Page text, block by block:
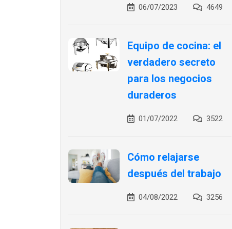
06/07/2023 4649
Equipo de cocina: el
verdadero secreto
para los negocios
duraderos
01/07/2022 3522
Cómo relajarse
después del trabajo
04/08/2022 3256